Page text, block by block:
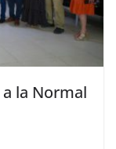
la Normal